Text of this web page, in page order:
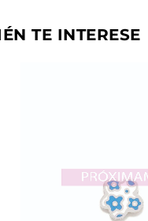
TE INTERESE
VER